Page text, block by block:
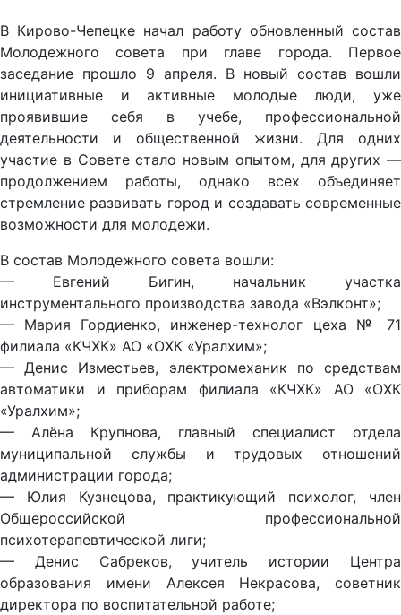
В Кирово-Чепецке начал работу обновленный состав
Молодежного совета при главе города. Первое
заседание прошло 9 апреля. В новый состав вошли
инициативные и активные молодые люди, уже
проявившие себя в учебе, профессиональной
деятельности и общественной жизни. Для одних
участие в Совете стало новым опытом, для других —
продолжением работы, однако всех объединяет
стремление развивать город и создавать современные
возможности для молодежи.
В состав Молодежного совета вошли:
— Евгений Бигин, начальник участка
инструментального производства завода «Вэлконт»;
— Мария Гордиенко, инженер-технолог цеха № 71
филиала «КЧХК» АО «ОХК «Уралхим»;
— Денис Изместьев, электромеханик по средствам
автоматики и приборам филиала «КЧХК» АО «ОХК
«Уралхим»;
— Алёна Крупнова, главный специалист отдела
муниципальной службы и трудовых отношений
администрации города;
— Юлия Кузнецова, практикующий психолог, член
Общероссийской профессиональной
психотерапевтической лиги;
— Денис Сабреков, учитель истории Центра
образования имени Алексея Некрасова, советник
директора по воспитательной работе;